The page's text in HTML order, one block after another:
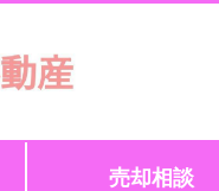
売却相談